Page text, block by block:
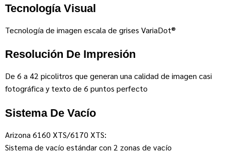
Tecnología Visual
Tecnología de imagen escala de grises VariaDot®
Resolución De Impresión
De 6 a 42 picolitros que generan una calidad de imagen casi
fotográfica y texto de 6 puntos perfecto
Sistema De Vacío
Arizona 6160 XTS/6170 XTS:
Sistema de vacío estándar con 2 zonas de vacío